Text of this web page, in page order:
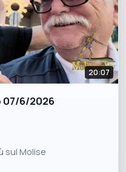
20:07
07/6/2026
sul Molise